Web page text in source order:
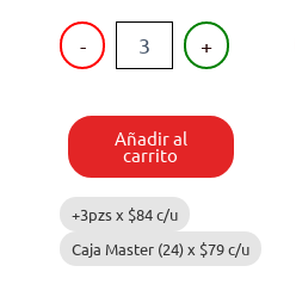
-
PISTOLA
DE
MOCHILA
cantidad
+
Añadir al
carrito
+3pzs x $84c/u
Caja Master (24) x $79c/u